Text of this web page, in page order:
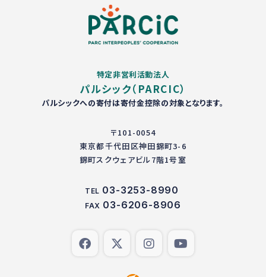
特定非営利活動法人
パルシック（PARCIC）
パルシックへの寄付は寄付金控除の対象となります。
〒101-0054
東京都千代田区神田錦町3-6
錦町スクウェアビル7階1号室
TEL 03-3253-8990
FAX 03-6206-8906